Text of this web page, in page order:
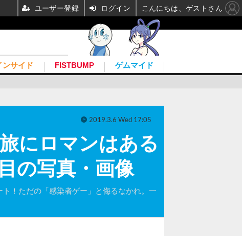
ンサイド FISTBUMP ゲムマイド
にロマンはある
の写真・画像
！ただの「感染者ゲー」と侮るなかれ。一
2019.3.6 Wed 17:05
ユーザー登録 ログイン こんにちは、ゲストさん